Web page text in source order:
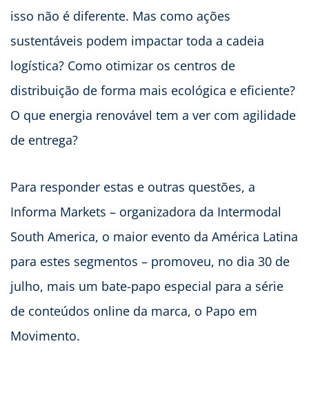
isso não é diferente. Mas como ações
sustentáveis podem impactar toda a cadeia
logística? Como otimizar os centros de
distribuição de forma mais ecológica e eficiente?
O que energia renovável tem a ver com agilidade
de entrega?
Para responder estas e outras questões, a
Informa Markets – organizadora da Intermodal
South America, o maior evento da América Latina
para estes segmentos – promoveu, no dia 30 de
julho, mais um bate-papo especial para a série
de conteúdos online da marca, o Papo em
Movimento.